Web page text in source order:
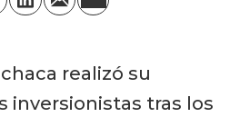
realizó su
inversionistas tras los